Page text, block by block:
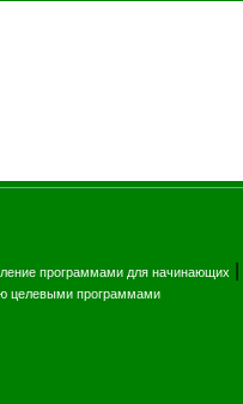
программами для начинающих
целевыми программами